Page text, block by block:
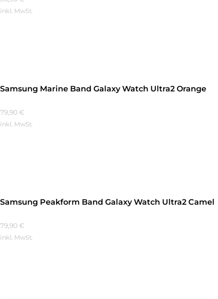
inkl. MwSt.
Samsung Marine Band Galaxy Watch Ultra2 Orange
79,90 €
inkl. MwSt.
Samsung Peakform Band Galaxy Watch Ultra2 Camel
79,90 €
inkl. MwSt.